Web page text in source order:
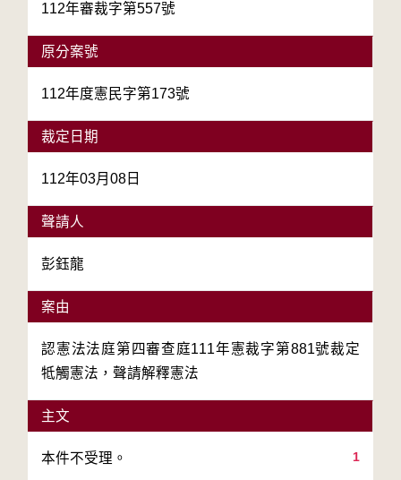
112年審裁字第557號
原分案號
112年度憲民字第173號
裁定日期
112年03月08日
聲請人
彭鈺龍
案由
認憲法法庭第四審查庭111年憲裁字第881號裁定
牴觸憲法，聲請解釋憲法
主文
1
本件不受理。